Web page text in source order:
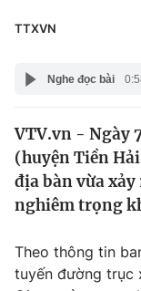
Y tế
Thế giới
Thế giới đó đây
Kinh tế
Đời sống
Giáo dục
TTXVN
Nghe đọc bài
VTV.vn - Ngày
(huyện Tiền
địa bàn vừa
nghiêm trọng
Theo thông tin
tuyến đường trục